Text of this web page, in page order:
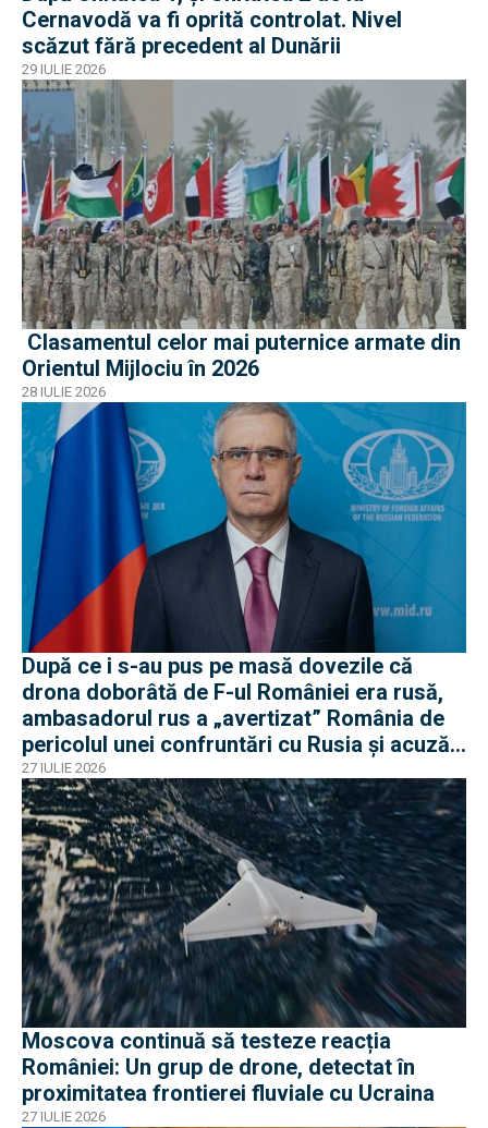
Cernavodă va fi oprită controlat. Nivel
scăzut fără precedent al Dunării
29 IULIE 2026
Clasamentul celor mai puternice armate din
Orientul Mijlociu în 2026
28 IULIE 2026
După ce i s-au pus pe masă dovezile că
drona doborâtă de F-ul României era rusă,
ambasadorul rus a „avertizat” România de
pericolul unei confruntări cu Rusia și acuză
o „înscenare propagandistă”
27 IULIE 2026
Moscova continuă să testeze reacția
României: Un grup de drone, detectat în
proximitatea frontierei fluviale cu Ucraina
27 IULIE 2026